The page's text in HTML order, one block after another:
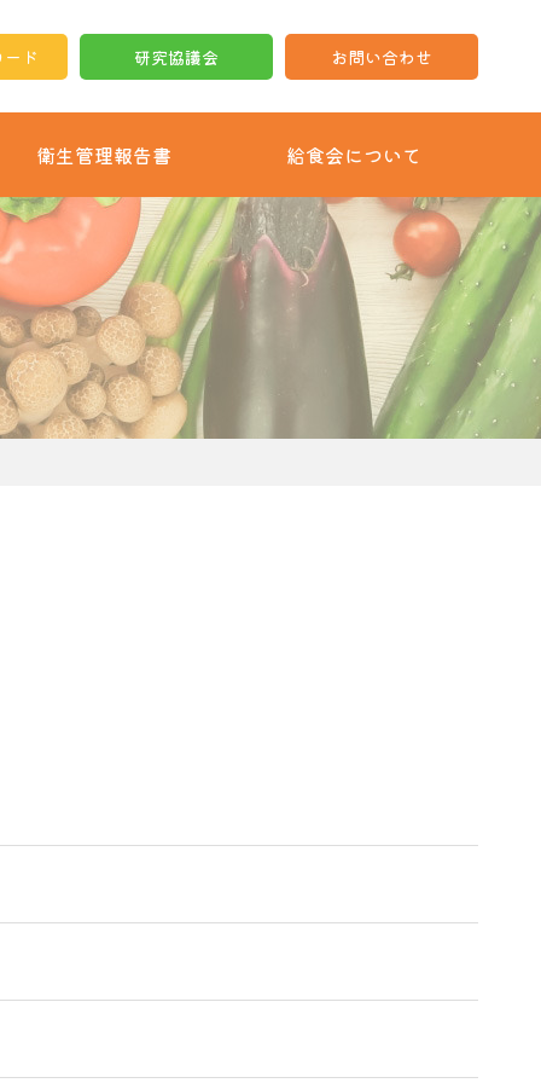
ド 研究協議会 お問い合わせ
衛生管理報告書 給食会について